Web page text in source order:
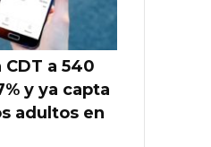
CDT a 540
y ya capta
adultos en